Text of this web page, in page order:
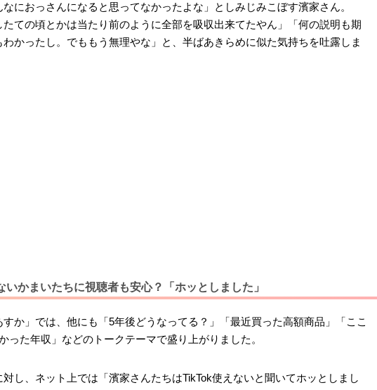
におっさんになると思ってなかったよな」としみじみこぼす濱家さん。
たての頃とかは当たり前のように全部を吸収出来てたやん」「何の説明も期
わかったし。でももう無理やな」と、半ばあきらめに似た気持ちを吐露しま
かまいたちに視聴者も安心？「ホッとしました」
すか」では、他にも「5年後どうなってる？」「最近買った高額商品」「ここ
った年収」などのトークテーマで盛り上がりました。
し、ネット上では「濱家さんたちはTikTok使えないと聞いてホッとしまし